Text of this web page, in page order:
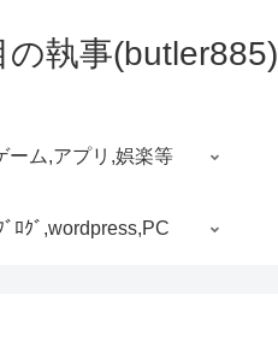
の執事(butler885)
ーム,アプリ,娯楽等
ﾞﾛｸﾞ,wordpress,PC